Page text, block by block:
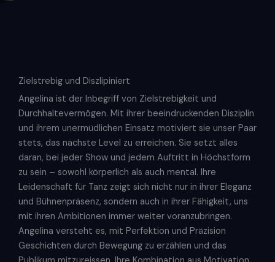
Zielstrebig und Diszlipiniert
Angelina ist der Inbegriff von Zielstrebigkeit und
Durchhaltevermögen. Mit ihrer beeindruckenden Disziplin
und ihrem unermüdlichen Einsatz motiviert sie unser Paar
stets, das nächste Level zu erreichen. Sie setzt alles
daran, bei jeder Show und jedem Auftritt in Höchstform
zu sein – sowohl körperlich als auch mental. Ihre
Leidenschaft für Tanz zeigt sich nicht nur in ihrer Eleganz
und Bühnenpräsenz, sondern auch in ihrer Fähigkeit, uns
mit ihren Ambitionen immer weiter voranzubringen.
Angelina versteht es, mit Perfektion und Präzision
Geschichten durch Bewegung zu erzählen und das